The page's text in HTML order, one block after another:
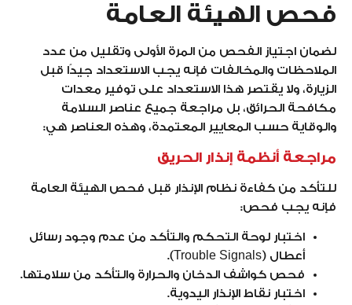
فحص الهيئة العامة
لضمان اجتياز الفحص من المرة الأولى وتقليل من عدد
الملاحظات والمخالفات فإنه يجب الاستعداد جيدًا قبل
الزيارة، ولا يقتصر هذا الاستعداد على توفير معدات
مكافحة الحرائق، بل مراجعة جميع عناصر السلامة
والوقاية حسب المعايير المعتمدة، وهذه العناصر هي:
مراجعة أنظمة إنذار الحريق
للتأكد من كفاءة نظام الإنذار قبل فحص الهيئة العامة
فإنه يجب فحص:
اختبار لوحة التحكم والتأكد من عدم وجود رسائل
أعطال (Trouble Signals).
فحص كواشف الدخان والحرارة والتأكد من سلامتها.
اختبار نقاط الإنذار اليدوية.